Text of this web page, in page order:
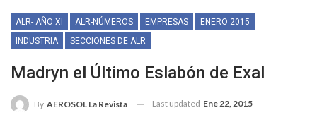
ALR- AÑO XI ALR-NÚMEROS EMPRESAS
ENERO 2015
INDUSTRIA
SECCIONES DE ALR
Madryn el Último Eslabón de Exal
By AEROSOL La Revista Last updated Ene 22, 2015